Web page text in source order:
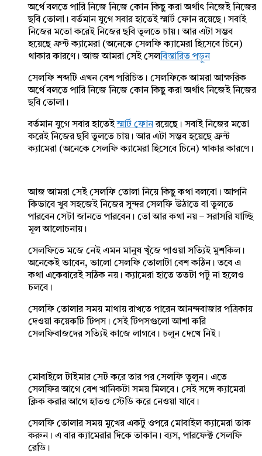
অর্থে বলতে পারি নিজে নিজে কোন কিছু করা অর্থাৎ নিজেই নিজের
ছবি তোলা। বর্তমান যুগে সবার হাতেই স্মার্ট ফোন রয়েছে। সবাই
নিজের মতো করেই নিজের ছবি তুলতে চায়। আর এটা সম্ভব
হয়েছে ফ্রন্ট ক্যামেরা (অনেকে সেলফি ক্যামেরা হিসেবে চিনে)
থাকার কারণে। আজ আমরা সেই সেলবিস্তারিত পড়ুন
সেলফি শব্দটি এখন বেশ পরিচিত। সেলফিকে আমরা আক্ষরিক
অর্থে বলতে পারি নিজে নিজে কোন কিছু করা অর্থাৎ নিজেই নিজের
ছবি তোলা।
বর্তমান যুগে সবার হাতেই স্মার্ট ফোন রয়েছে। সবাই নিজের মতো
করেই নিজের ছবি তুলতে চায়। আর এটা সম্ভব হয়েছে ফ্রন্ট
ক্যামেরা (অনেকে সেলফি ক্যামেরা হিসেবে চিনে) থাকার কারণে।
আজ আমরা সেই সেলফি তোলা নিয়ে কিছু কথা বলবো। আপনি
কিভাবে খুব সহজেই নিজের সুন্দর সেলফি উঠাতে বা তুলতে
পারবেন সেটা জানতে পারবেন। তো আর কথা নয় – সরাসরি যাচ্ছি
মূল আলোচনায়।
সেলফিতে মজে নেই এমন মানুষ খুঁজে পাওয়া সত্যিই মুশকিল।
অনেকেই ভাবেন, ভালো সেলফি তোলাটা বেশ কঠিন। তবে এ
কথা একেবারেই সঠিক নয়। ক্যামেরা হাতে ততটা পটু না হলেও
চলবে।
সেলফি তোলার সময় মাথায় রাখতে পারেন আনন্দবাজার পত্রিকায়
দেওয়া কয়েকটি টিপস। সেই টিপসগুলো আশা করি
সেলফিবাজদের সত্যিই কাজে লাগবে। চলুন দেখে নিই।
মোবাইলে টাইমার সেট করে তার পর সেলফি তুলুন। এতে
সেলফির আগে বেশ খানিকটা সময় মিলবে। সেই সঙ্গে ক্যামেরা
ক্লিক করার আগে হাতও স্টেডি করে নেওয়া যাবে।
সেলফি তোলার সময় মুখের একটু ওপরে মোবাইল ক্যামেরা তাক
করুন। এ বার ক্যামেরার দিকে তাকান। ব্যস, পারফেক্ট সেলফি
রেডি।